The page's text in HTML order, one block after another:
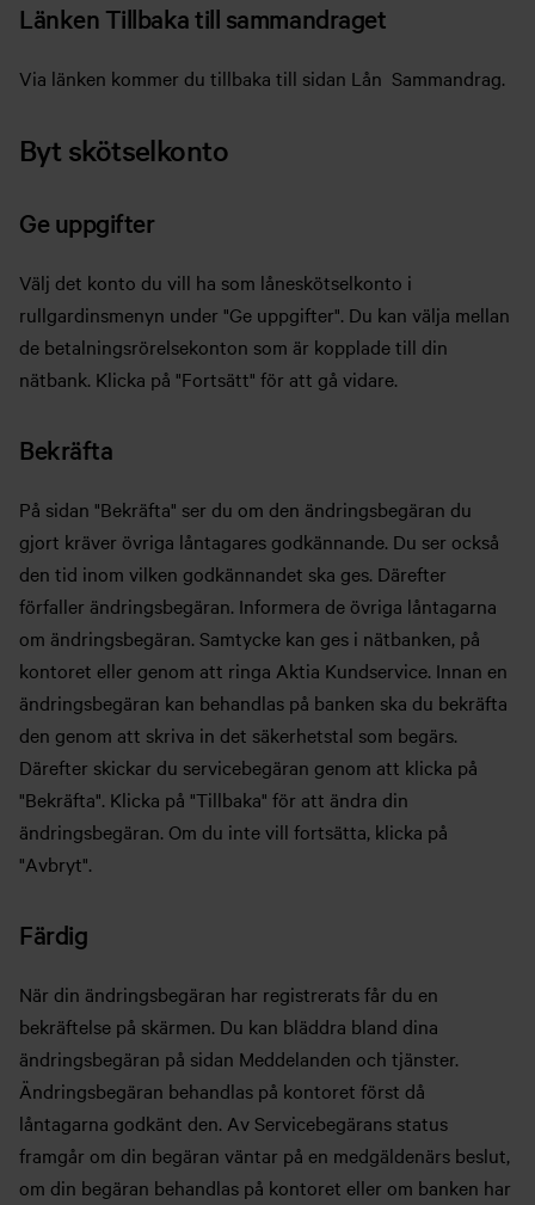
Länken Tillbaka till sammandraget
Via länken kommer du tillbaka till sidan Lån  Sammandrag.
Byt skötselkonto
Ge uppgifter
Välj det konto du vill ha som låneskötselkonto i
rullgardinsmenyn under "Ge uppgifter". Du kan välja mellan
de betalningsrörelsekonton som är kopplade till din
nätbank. Klicka på "Fortsätt" för att gå vidare.
Bekräfta
På sidan "Bekräfta" ser du om den ändringsbegäran du
gjort kräver övriga låntagares godkännande. Du ser också
den tid inom vilken godkännandet ska ges. Därefter
förfaller ändringsbegäran. Informera de övriga låntagarna
om ändringsbegäran. Samtycke kan ges i nätbanken, på
kontoret eller genom att ringa Aktia Kundservice. Innan en
ändringsbegäran kan behandlas på banken ska du bekräfta
den genom att skriva in det säkerhetstal som begärs.
Därefter skickar du servicebegäran genom att klicka på
"Bekräfta". Klicka på "Tillbaka" för att ändra din
ändringsbegäran. Om du inte vill fortsätta, klicka på
"Avbryt".
Färdig
När din ändringsbegäran har registrerats får du en
bekräftelse på skärmen. Du kan bläddra bland dina
ändringsbegäran på sidan Meddelanden och tjänster.
Ändringsbegäran behandlas på kontoret först då
låntagarna godkänt den. Av Servicebegärans status
framgår om din begäran väntar på en medgäldenärs beslut,
om din begäran behandlas på kontoret eller om banken har